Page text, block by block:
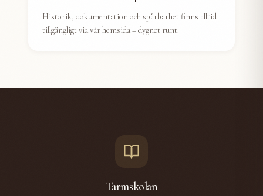
Historik, dokumentation och spårbarhet finns alltid
tillgängligt via vår hemsida – dygnet runt.
Tarmskolan